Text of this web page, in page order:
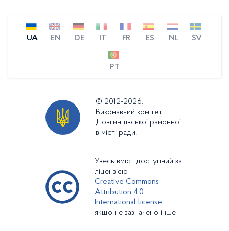
UA EN DE IT FR ES NL SV
PT
© 2012-2026.
Виконавчий комітет
Довгинцівської районної
в місті ради.
Увесь вміст доступний за
ліцензією
Creative Commons
Attribution 4.0
International license,
якщо не зазначено інше